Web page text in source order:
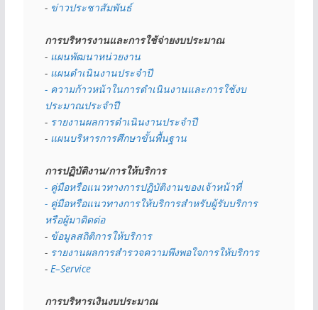
- ข่าวประชาสัมพันธ์
การบริหารงานและการใช้จ่ายงบประมาณ
- แผนพัฒนาหน่วยงาน
- แผนดำเนินงานประจำปี
- ความก้าวหน้าในการดำเนินงานและการใช้งบ
ประมาณประจำปี
- รายงานผลการดำเนินงานประจำปี
- แผนบริหารการศึกษาขั้นพื้นฐาน
การปฏิบัติงาน/การให้บริการ
- คู่มือหรือแนวทางการปฏิบัติงานของเจ้าหน้าที่
- คู่มือหรือแนวทางการให้บริการสำหรับผู้รับบริการ
หรือผู้มาติดต่อ
- ข้อมูลสถิติการให้บริการ
- รายงานผลการสำรวจความพึงพอใจการให้บริการ
- E–Service
การบริหารเงินงบประมาณ